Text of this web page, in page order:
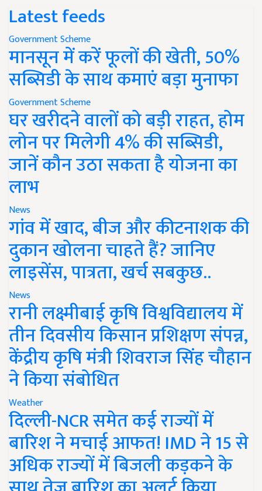
Latest feeds
Government Scheme
मानसून में करें फूलों की खेती, 50%
सब्सिडी के साथ कमाएं बड़ा मुनाफा
Government Scheme
घर खरीदने वालों को बड़ी राहत, होम
लोन पर मिलेगी 4% की सब्सिडी,
जानें कौन उठा सकता है योजना का
लाभ
News
गांव में खाद, बीज और कीटनाशक की
दुकान खोलना चाहते हैं? जानिए
लाइसेंस, पात्रता, खर्च सबकुछ..
News
रानी लक्ष्मीबाई कृषि विश्वविद्यालय में
तीन दिवसीय किसान प्रशिक्षण संपन्न,
केंद्रीय कृषि मंत्री शिवराज सिंह चौहान
ने किया संबोधित
Weather
दिल्ली-NCR समेत कई राज्यों में
बारिश ने मचाई आफत! IMD ने 15 से
अधिक राज्यों में बिजली कड़कने के